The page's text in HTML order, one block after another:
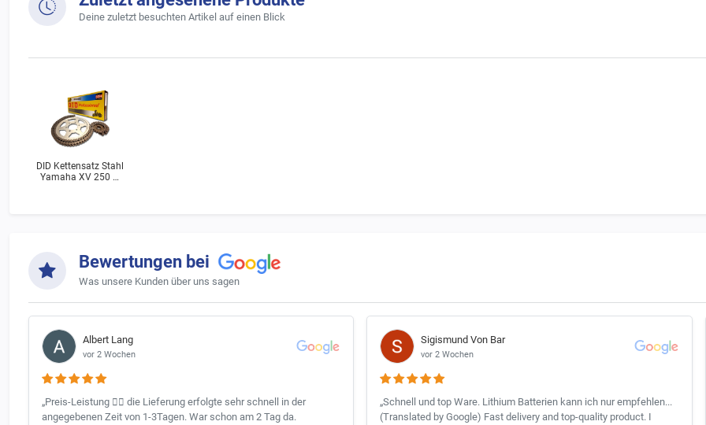
Deine zuletzt besuchten Artikel auf einen Blick
DID Kettensatz Stahl
Yamaha XV 250 N
Bewertungen bei
Was unsere Kunden über uns sagen
Albert Lang
vor 2 Wochen
„Preis-Leistung 👍🏻 die Lieferung erfolgte sehr schnell in der
angegebenen Zeit von 1-3Tagen. War schon am 2 Tag da.
Sigismund Von Bar
vor 2 Wochen
„Schnell und top Ware. Lithium Batterien kann ich nur empfehlen...
(Translated by Google) Fast delivery and top-quality product. I